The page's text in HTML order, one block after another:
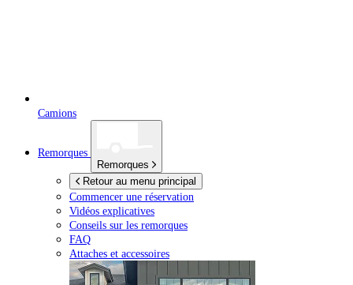
Camions
Remorques
Remorques
Retour au menu principal
Commencer une réservation
Vidéos explicatives
Conseils sur les remorques
FAQ
Attaches et accessoires